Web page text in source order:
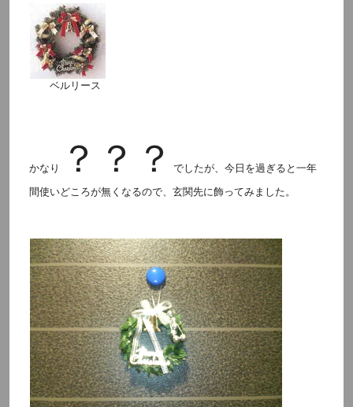
ベルリース
かなり ？？？
でしたが、今日を過ぎると一年
間使いどころが無くなるので、玄関先に飾ってみました。